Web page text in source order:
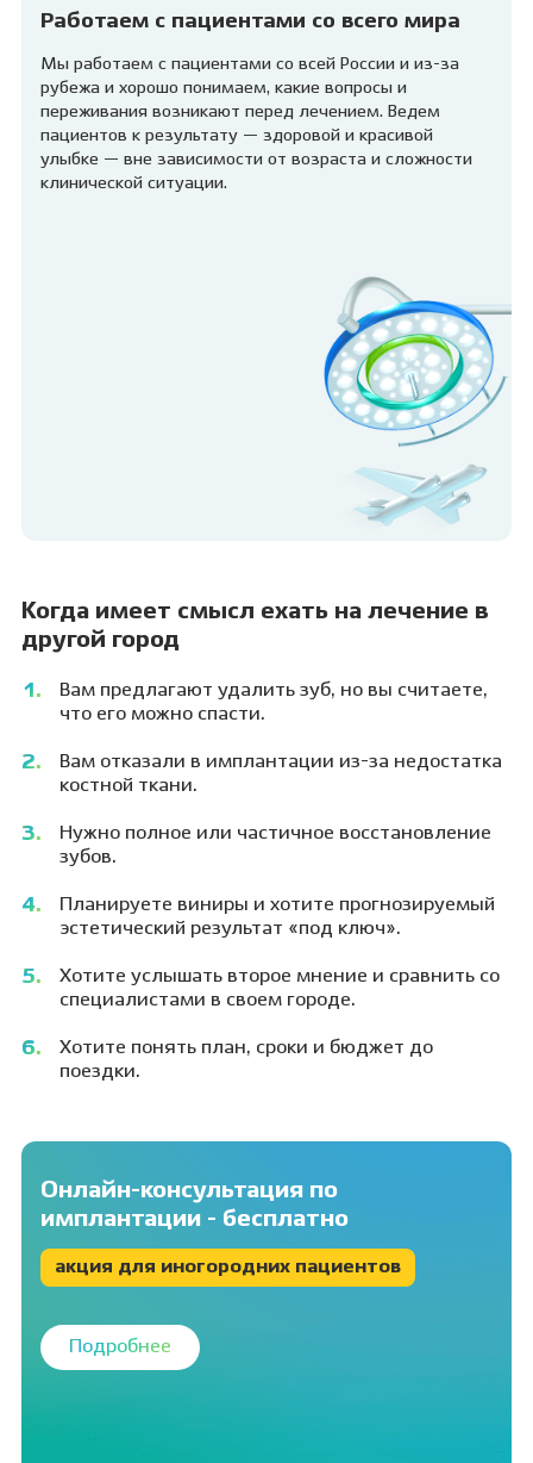
Работаем с пациентами со всего мира
Мы работаем с пациентами со всей России и из-за
рубежа и хорошо понимаем, какие вопросы и
переживания возникают перед лечением. Ведем
пациентов к результату — здоровой и красивой
улыбке — вне зависимости от возраста и сложности
клинической ситуации.
Когда имеет смысл ехать на лечение в
другой город
Вам предлагают удалить зуб, но вы считаете,
что его можно спасти.
Вам отказали в имплантации из-за недостатка
костной ткани.
Нужно полное или частичное восстановление
зубов.
Планируете виниры и хотите прогнозируемый
эстетический результат «под ключ».
Хотите услышать второе мнение и сравнить со
специалистами в своем городе.
Хотите понять план, сроки и бюджет до
поездки.
Онлайн-консультация по
имплантации - бесплатно
акция для иногородних пациентов
Подробнее